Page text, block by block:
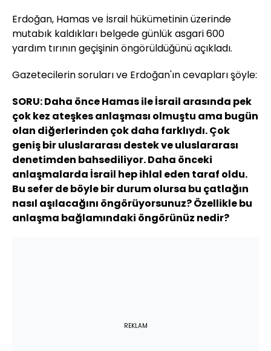
Erdoğan, Hamas ve İsrail hükümetinin üzerinde
mutabık kaldıkları belgede günlük asgari 600
yardım tırının geçişinin öngörüldüğünü açıkladı.
Gazetecilerin soruları ve Erdoğan'ın cevapları şöyle:
SORU: Daha önce Hamas ile İsrail arasında pek
çok kez ateşkes anlaşması olmuştu ama bugün
olan diğerlerinden çok daha farklıydı. Çok
geniş bir uluslararası destek ve uluslararası
denetimden bahsediliyor. Daha önceki
anlaşmalarda İsrail hep ihlal eden taraf oldu.
Bu sefer de böyle bir durum olursa bu çatlağın
nasıl aşılacağını öngörüyorsunuz? Özellikle bu
anlaşma bağlamındaki öngörünüz nedir?
REKLAM